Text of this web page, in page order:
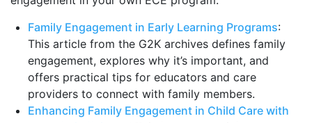
Family Engagement in Early Learning Programs:
This article from the G2K archives defines family
engagement, explores why it’s important, and
offers practical tips for educators and care
providers to connect with family members.
Enhancing Family Engagement in Child Care with